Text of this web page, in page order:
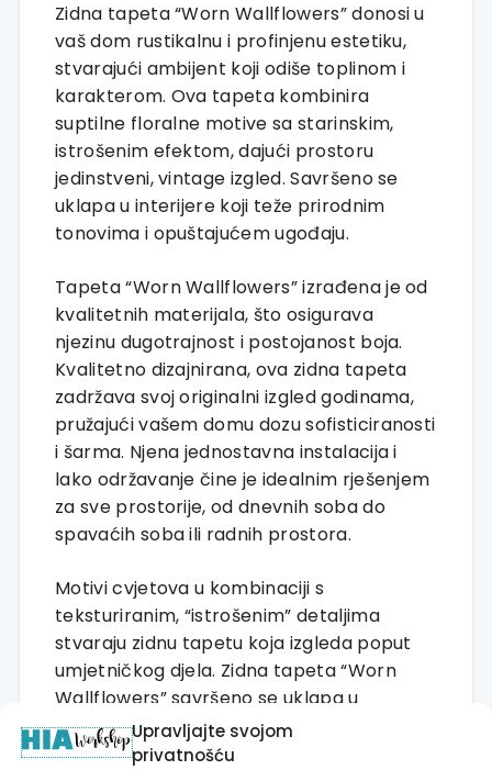
Upravljajte svojom
privatnošću
Zidna tapeta “Worn Wallflowers” donosi u
vaš dom rustikalnu i profinjenu estetiku,
stvarajući ambijent koji odiše toplinom i
karakterom. Ova tapeta kombinira
suptilne floralne motive sa starinskim,
istrošenim efektom, dajući prostoru
jedinstveni, vintage izgled. Savršeno se
uklapa u interijere koji teže prirodnim
tonovima i opuštajućem ugođaju.
Tapeta “Worn Wallflowers” izrađena je od
kvalitetnih materijala, što osigurava
njezinu dugotrajnost i postojanost boja.
Kvalitetno dizajnirana, ova zidna tapeta
zadržava svoj originalni izgled godinama,
pružajući vašem domu dozu sofisticiranosti
i šarma. Njena jednostavna instalacija i
lako održavanje čine je idealnim rješenjem
za sve prostorije, od dnevnih soba do
spavaćih soba ili radnih prostora.
Motivi cvjetova u kombinaciji s
teksturiranim, “istrošenim” detaljima
stvaraju zidnu tapetu koja izgleda poput
umjetničkog djela. Zidna tapeta “Worn
Wallflowers” savršeno se uklapa u
interijere u kojima želite stvoriti osjećaj
prirodne ljepote i ugode. Ova tapeta unosi